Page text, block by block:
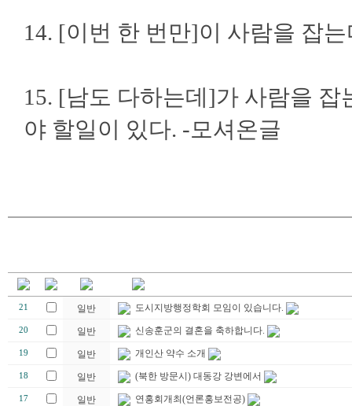
14. [이번 한 번만]이 사람을 잡
15. [남도 다하는데]가 사람을
야 할일이 있다. -모셔온글
21 일반 도시지방행정학회 모임이 있습니다.
20 일반 신송훈군의 결혼을 축하합니다.
19 일반 개인산 약수 소개
18 일반 (북한 방문시) 대동강 강변에서
17 일반 연홍회개최(언론홍보전공)